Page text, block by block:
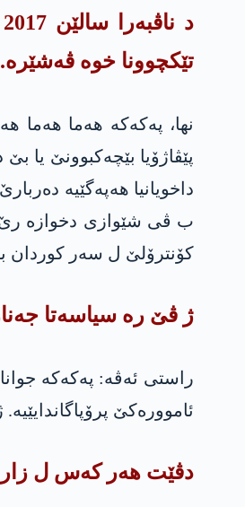
تێکچوونا خوە ڤەشێرە.
نھا، پەکەکە ھەما ھەما
پێڤاژۆیا بێچەکبوونێ یا
داخویانیا ھەپەگێیە
ب ڤی شێوازی دخوازە رێ
کۆنترۆلێ ل سەر کوردان
ژ ڤێ رە سیاسەتا
راستی ئەڤە: پەکەکە
ئاموورەکێ
دڤێت ھەر کەس ل